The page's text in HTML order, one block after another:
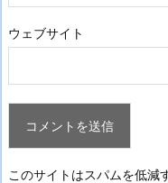
ウェブサイト
このサイトはスパムを低減